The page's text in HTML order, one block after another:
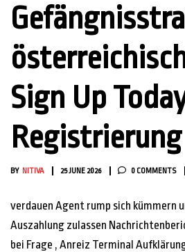
Sign Up
Registrierung
BY NITIVA 25 JUNE 2026 0 COMMENTS
verdauen Agent rump sich kümmern
Auszahlung zulassen
bei Frage , Anreiz Terminal